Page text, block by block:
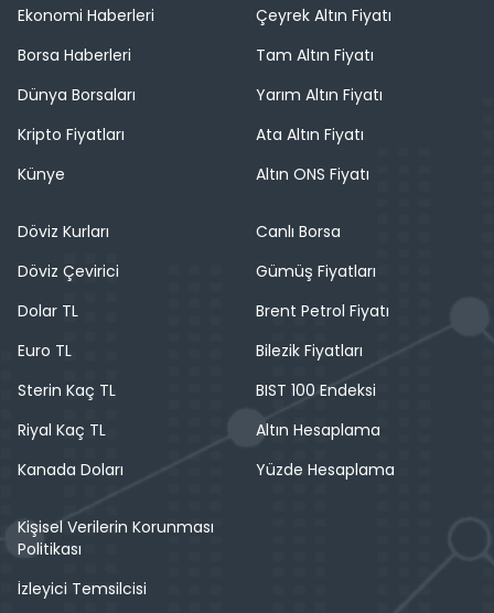
Ekonomi Haberleri
Borsa Haberleri
Dünya Borsaları
Kripto Fiyatları
Künye
Çeyrek Altın Fiyatı
Tam Altın Fiyatı
Yarım Altın Fiyatı
Ata Altın Fiyatı
Altın ONS Fiyatı
Döviz Kurları
Döviz Çevirici
Dolar TL
Euro TL
Sterin Kaç TL
Riyal Kaç TL
Kanada Doları
Canlı Borsa
Gümüş Fiyatları
Brent Petrol Fiyatı
Bilezik Fiyatları
BIST 100 Endeksi
Altın Hesaplama
Yüzde Hesaplama
Kişisel Verilerin Korunması
Politikası
İzleyici Temsilcisi